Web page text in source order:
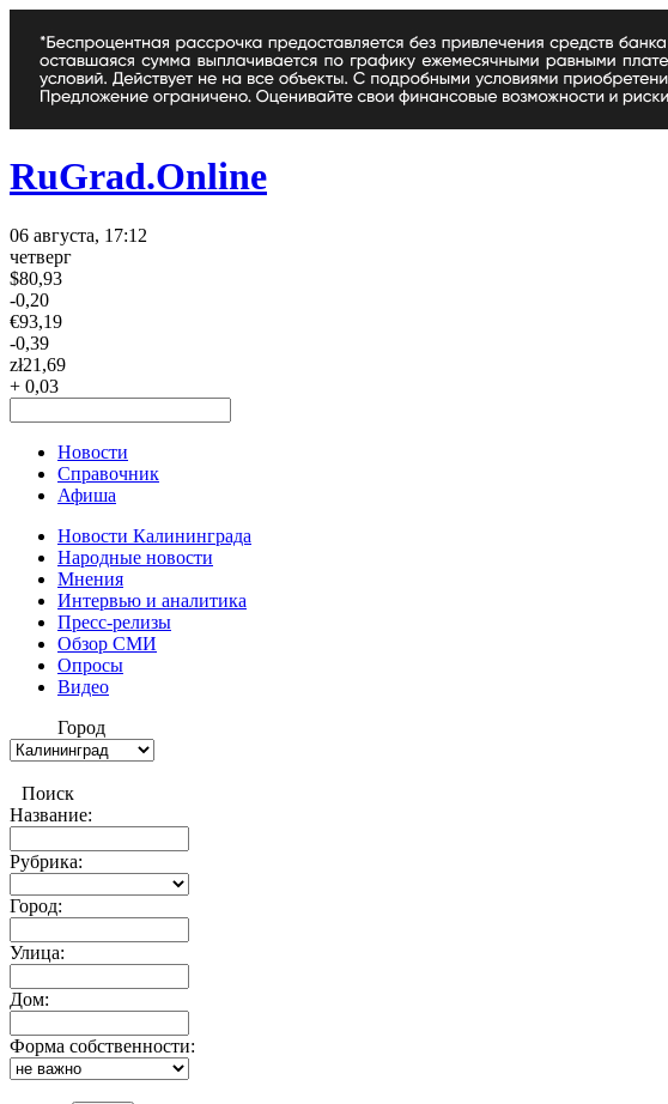
RuGrad.Online
06 августа, 17:12
четверг
$80,93
-0,20
€93,19
-0,39
zł21,69
+ 0,03
Новости
Справочник
Афиша
Новости Калининграда
Народные новости
Мнения
Интервью и аналитика
Пресс-релизы
Обзор СМИ
Опросы
Видео
Город
Поиск
Название:
Рубрика:
Город:
Улица:
Дом:
Форма собственности: